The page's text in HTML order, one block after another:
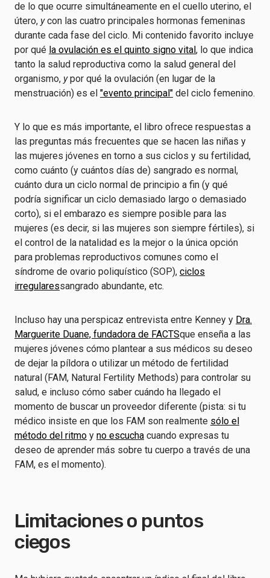
de lo que ocurre simultáneamente en el cuello uterino, el
útero, ycon las cuatro principales hormonas femeninas
durante cada fase del ciclo. Mi contenido favorito incluye
por qué la ovulación es el quinto signo vital, lo que indica
tanto la salud reproductiva como la salud general del
organismo, ypor qué la ovulación (en lugar de la
menstruación) es el "evento principal" del ciclo femenino.
Y lo que es más importante, el libro ofrece respuestas a
las preguntas más frecuentes que se hacen las niñas y
las mujeres jóvenes en torno a sus ciclos y su fertilidad,
como cuánto (y cuántos días de) sangrado es normal,
cuánto dura un ciclo normal de principio a fin (y qué
podría significar un ciclo demasiado largo o demasiado
corto), si el embarazo es siempre posible para las
mujeres (es decir, si las mujeres son siempre fértiles), si
el control de la natalidad es la mejor o la única opción
para problemas reproductivos comunes como el
síndrome de ovario poliquístico (SOP), ciclos
irregularessangrado abundante, etc.
Incluso hay una perspicaz entrevista entre Kenney y Dra.
Marguerite Duane, fundadora de FACTSque enseña a las
mujeres jóvenes cómo plantear a sus médicos su deseo
de dejar la píldora o utilizar un método de fertilidad
natural (FAM, Natural Fertility Methods) para controlar su
salud, e incluso cómo saber cuándo ha llegado el
momento de buscar un proveedor diferente (pista: si tu
médico insiste en que los FAM son realmente sólo el
método del ritmo y no escucha cuando expresas tu
deseo de aprender más sobre tu cuerpo a través de una
FAM, es el momento).
Limitaciones o puntos
ciegos